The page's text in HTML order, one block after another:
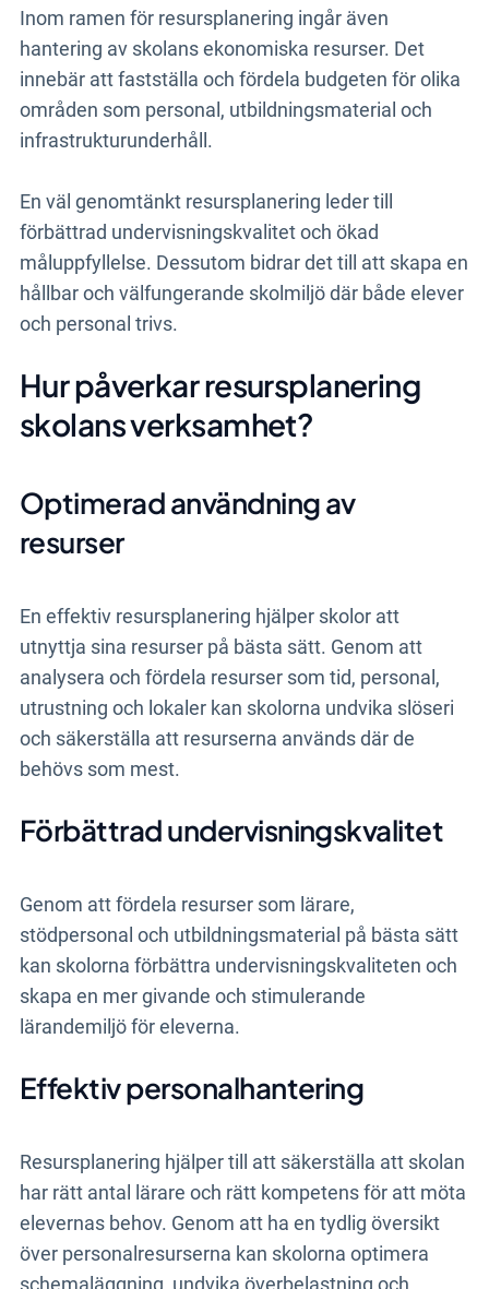
Inom ramen för resursplanering ingår även
hantering av skolans ekonomiska resurser. Det
innebär att fastställa och fördela budgeten för olika
områden som personal, utbildningsmaterial och
infrastrukturunderhåll.
En väl genomtänkt resursplanering leder till
förbättrad undervisningskvalitet och ökad
måluppfyllelse. Dessutom bidrar det till att skapa en
hållbar och välfungerande skolmiljö där både elever
och personal trivs.
Hur påverkar resursplanering
skolans verksamhet?
Optimerad användning av
resurser
En effektiv resursplanering hjälper skolor att
utnyttja sina resurser på bästa sätt. Genom att
analysera och fördela resurser som tid, personal,
utrustning och lokaler kan skolorna undvika slöseri
och säkerställa att resurserna används där de
behövs som mest.
Förbättrad undervisningskvalitet
Genom att fördela resurser som lärare,
stödpersonal och utbildningsmaterial på bästa sätt
kan skolorna förbättra undervisningskvaliteten och
skapa en mer givande och stimulerande
lärandemiljö för eleverna.
Effektiv personalhantering
Resursplanering hjälper till att säkerställa att skolan
har rätt antal lärare och rätt kompetens för att möta
elevernas behov. Genom att ha en tydlig översikt
över personalresurserna kan skolorna optimera
schemaläggning, undvika överbelastning och